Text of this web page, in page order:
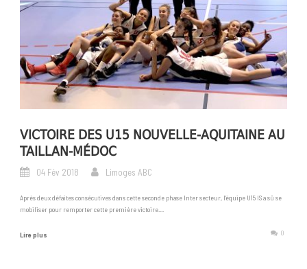
VICTOIRE DES U15 NOUVELLE-AQUITAINE AU
TAILLAN-MÉDOC
04 Fév 2018 Limoges ABC
Après deux défaites consécutives dans cette seconde phase Inter secteur, l’équipe U15 IS a sû se
mobiliser pour remporter cette première victoire....
Lire plus 0